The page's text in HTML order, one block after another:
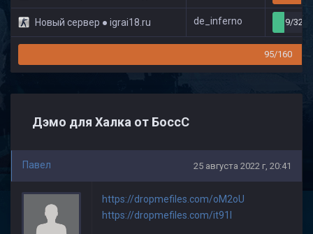
Новый сервер ● igrai18.ru de_inferno 9/32
95/160
Дэмо для Халка от БоссС
Павел 25 августа 2022 г, 20:41
https://dropmefiles.com/oM2oU
https://dropmefiles.com/it91I